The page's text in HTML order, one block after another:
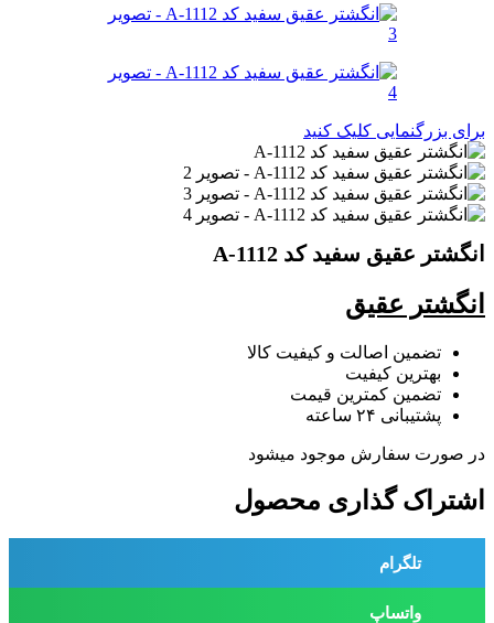
برای بزرگنمایی کلیک کنید
انگشتر عقیق سفید کد A-1112
انگشتر عقیق
تضمین اصالت و کیفیت کالا
بهترین کیفیت
تضمین کمترین قیمت
پشتیبانی ۲۴ ساعته
در صورت سفارش موجود میشود
اشتراک گذاری محصول
تلگرام
واتساپ